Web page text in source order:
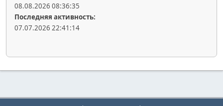
08.08.2026 08:36:35
Последняя активность:
07.07.2026 22:41:14